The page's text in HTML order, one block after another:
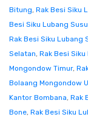
Bitung, Rak Besi Siku
Besi Siku Lubang
Rak Besi Siku Lubang
Selatan, Rak Besi
Mongondow Timur,
Bolaang Mongondow
Kantor Bombana, Rak
Bone, Rak Besi Siku